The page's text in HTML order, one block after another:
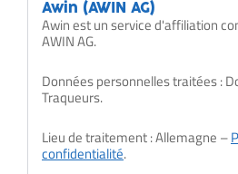
Awin (AWIN AG)
Awin est un service d'affiliation
AWIN AG.
Données personnelles traitées :
Traqueurs.
Lieu de traitement : Allemagne –
confidentialité.